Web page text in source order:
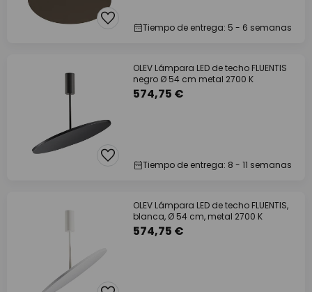
Tiempo de entrega: 5 - 6 semanas
OLEV Lámpara LED de techo FLUENTIS
negro Ø 54 cm metal 2700 K
574,75 €
Tiempo de entrega: 8 - 11 semanas
OLEV Lámpara LED de techo FLUENTIS,
blanca, Ø 54 cm, metal 2700 K
574,75 €